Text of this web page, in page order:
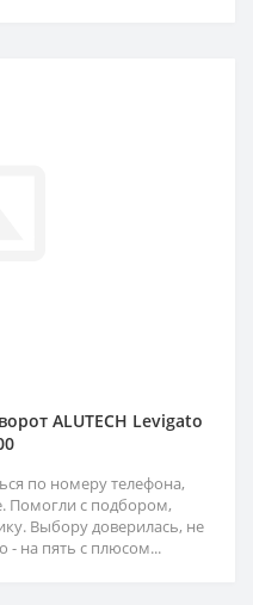
ALUTECH Levigato
по номеру телефона,
Помогли с подбором,
Выбору доверилась, не
- на пять с плюсом...